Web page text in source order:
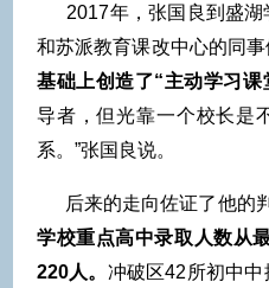
2017年，张国良到盛
和苏派教育课改中心的同事
基础上创造了“主动学习课
导者，但光靠一个校长是
系。”张国良说。
后来的走向佐证了他的
学校重点高中录取人数从
220人。 冲破区42所初中